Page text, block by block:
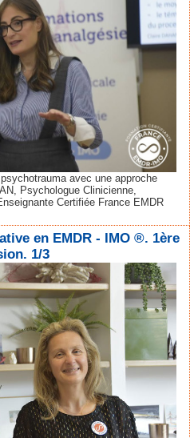
avec une approche
Psychologue Clinicienne,
Certifiée France EMDR
en EMDR - IMO ®. 1ère
1/3